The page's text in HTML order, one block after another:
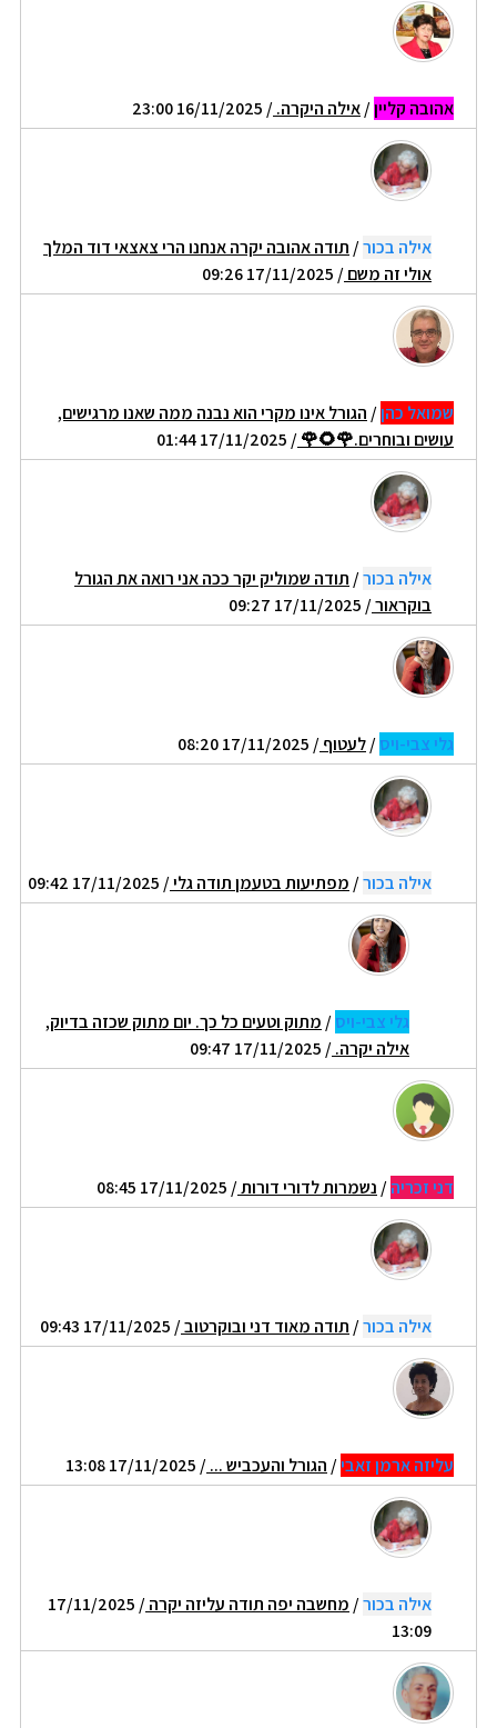
אהובה קליין/אילה היקרה./ 16/11/2025 23:00
אילה בכור/ תודה אהובה יקרה אנחנו הרי צאצאי דוד המלך
אולי זה משם/ 17/11/2025 09:26
שמואל כהן/ הגורל אינו מקרי הוא נבנה ממה שאנו מרגישים,
עושים ובוחרים.🌹🌻🌹/ 17/11/2025 01:44
אילה בכור/ תודה שמוליק יקר ככה אני רואה את הגורל
בוקראור/ 17/11/2025 09:27
גלי צבי-ויס/לעטוף/ 17/11/2025 08:20
אילה בכור/ מפתיעות בטעמן תודה גלי/ 17/11/2025 09:42
גלי צבי-ויס/ מתוק וטעים כל כך. יום מתוק שכזה בדיוק,
אילה יקרה./ 17/11/2025 09:47
דני זכריה/ נשמרות לדורי דורות/ 17/11/2025 08:45
אילה בכור/ תודה מאוד דני ובוקרטוב/ 17/11/2025 09:43
עליזה ארמן זאבי/ הגורל והעכביש .../ 17/11/2025 13:08
אילה בכור/ מחשבה יפה תודה עליזה יקרה
/ 17/11/2025
13:09